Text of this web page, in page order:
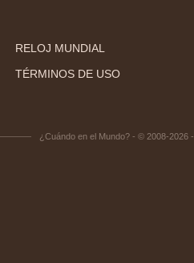
RELOJ MUNDIAL
TÉRMINOS DE USO
¿Cuándo en el Mundo? - © 2008-2026